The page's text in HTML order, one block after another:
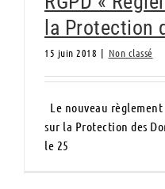
la Protection
15 juin 2018 | Non classé
Le nouveau règlement
sur la Protection des
le 25